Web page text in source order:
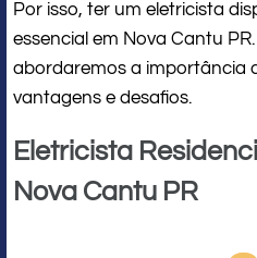
Por isso, ter um eletricista
essencial em Nova Cantu
abordaremos a importância
vantagens e desafios.
Eletricista
Nova Cantu PR